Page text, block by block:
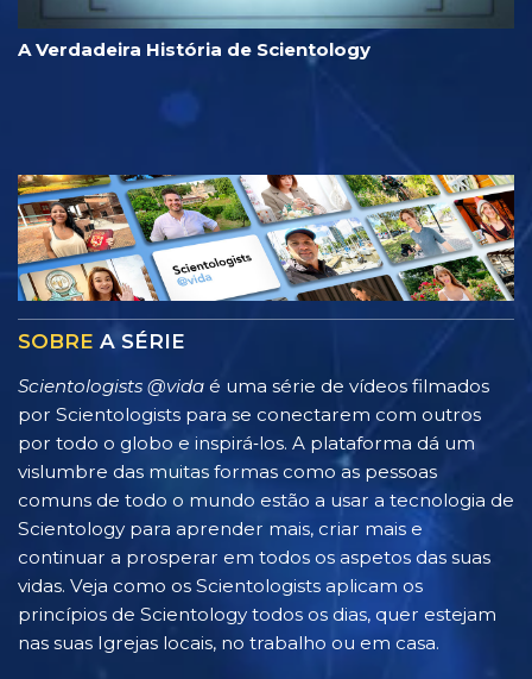
A Verdadeira História de Scientology
SOBRE A SÉRIE
Scientologists @vida é uma série de vídeos filmados
por Scientologists para se conectarem com outros
por todo o globo e inspirá‑los. A plataforma dá um
vislumbre das muitas formas como as pessoas
comuns de todo o mundo estão a usar a tecnologia de
Scientology para aprender mais, criar mais e
continuar a prosperar em todos os aspetos das suas
vidas. Veja como os Scientologists aplicam os
princípios de Scientology todos os dias, quer estejam
nas suas Igrejas locais, no trabalho ou em casa.